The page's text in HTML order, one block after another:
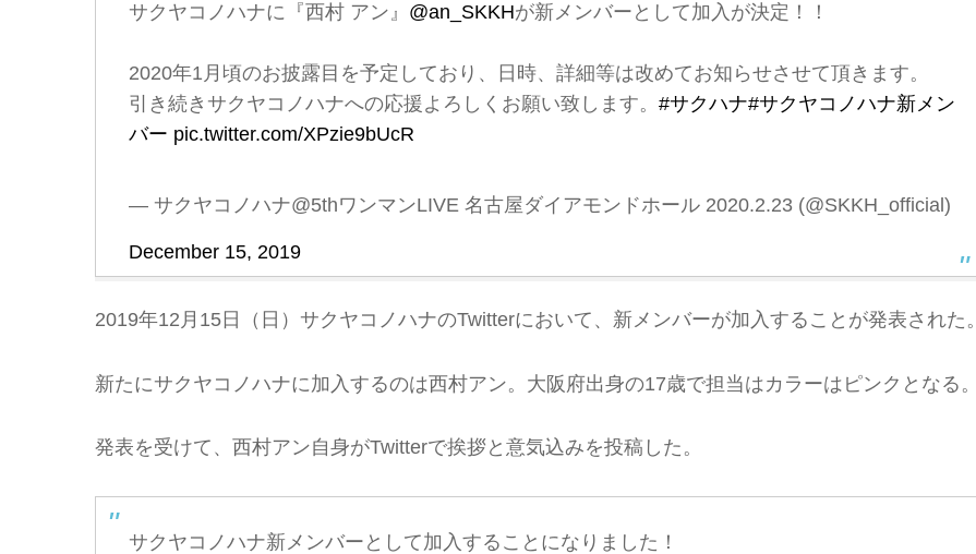
サクヤコノハナに『西村 アン』 @an_SKKHが新メンバーとして加入が決定！！
2020年1月頃のお披露目を予定しており、日時、詳細等は改めてお知らせさせて頂きます。
引き続きサクヤコノハナへの応援よろしくお願い致します。 #サクハナ#サクヤコノハナ新メン
バー pic.twitter.com/XPzie9bUcR
— サクヤコノハナ@5thワンマンLIVE 名古屋ダイアモンドホール 2020.2.23 (@SKKH_official)
December 15, 2019
2019年12月15日（日）サクヤコノハナのTwitterにおいて、新メンバーが加入することが発表された。
新たにサクヤコノハナに加入するのは西村アン。大阪府出身の17歳で担当はカラーはピンクとなる。
発表を受けて、西村アン自身がTwitterで挨拶と意気込みを投稿した。
サクヤコノハナ新メンバーとして加入することになりました！